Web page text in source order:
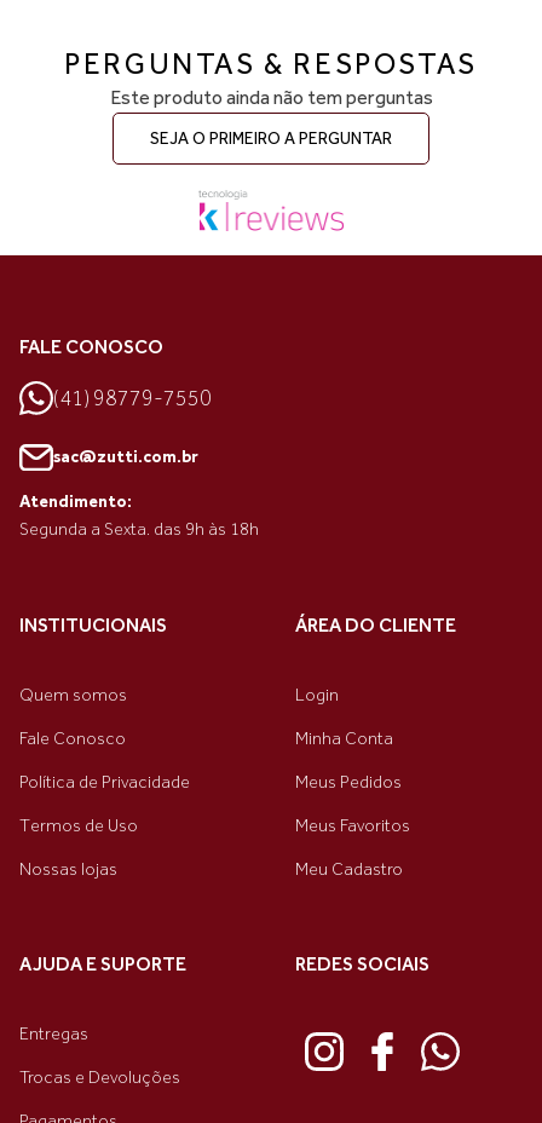
PERGUNTAS & RESPOSTAS
Este produto ainda não tem perguntas
SEJA O PRIMEIRO A PERGUNTAR
FALE CONOSCO
(41) 98779-7550
sac@zutti.com.br
Atendimento:
Segunda a Sexta. das 9h às 18h
INSTITUCIONAIS
Quem somos
Fale Conosco
Política de Privacidade
Termos de Uso
Nossas lojas
ÁREA DO CLIENTE
Login
Minha Conta
Meus Pedidos
Meus Favoritos
Meu Cadastro
AJUDA E SUPORTE
Entregas
Trocas e Devoluções
REDES SOCIAIS